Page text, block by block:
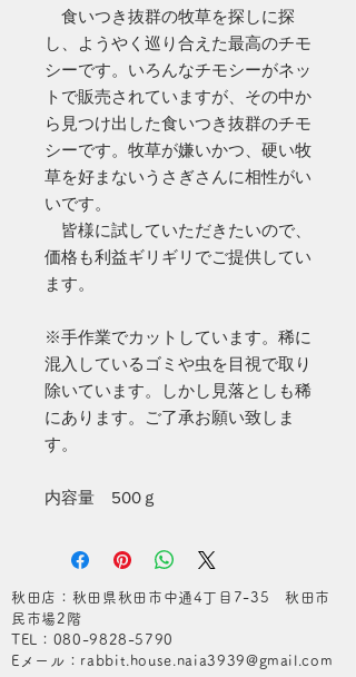
食いつき抜群の牧草を探しに探
し、ようやく巡り合えた最高のチモ
シーです。いろんなチモシーがネッ
トで販売されていますが、その中か
ら見つけ出した食いつき抜群のチモ
シーです。牧草が嫌いかつ、硬い牧
草を好まないうさぎさんに相性がい
いです。
皆様に試していただきたいので、
価格も利益ギリギリでご提供してい
ます。
※手作業でカットしています。稀に
混入しているゴミや虫を目視で取り
除いています。しかし見落としも稀
にあります。ご了承お願い致しま
す。
内容量 500ｇ
秋田店：秋田県秋田市中通4丁目7-35 秋田市
民市場2階
​TEL：080-9828-5790
​Eメール：rabbit.house.naia3939@gmail.com